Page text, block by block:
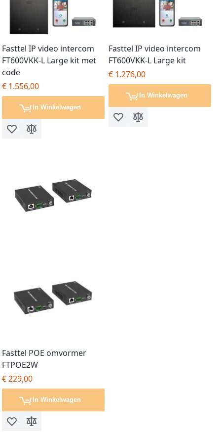
Fasttel IP video intercom
FT600VKK-L Large kit met
code
€ 1.556,00
In Winkelwagen
Voeg toe aan verlanglijst
Toevoegen om te vergelijken
Fasttel IP video intercom
FT600VKK-L Large kit
€ 1.276,00
In Winkelwagen
Voeg toe aan verlanglijst
Toevoegen om te
Fasttel POE omvormer
FTPOE2W
€ 229,00
In Winkelwagen
Voeg toe aan verlanglijst
Toevoegen om te vergelijken